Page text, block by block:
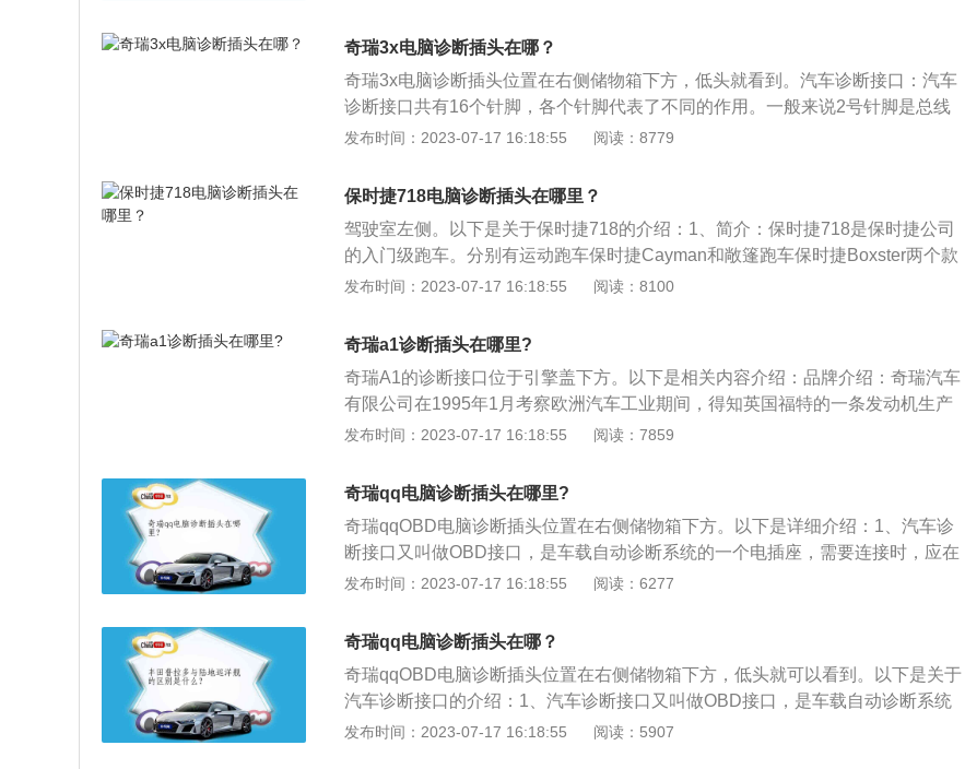
断卡：诊断卡也叫PC-Analyzer或POST（Power-On-Self-Test)卡，其工作原理是
利用主板中BIOS内部自检程序的检测结果，通过代码一一显示出来，结合本书的
代码含义速查表就能很快地知道电脑故障所在。尤其在PC机不能引导操作系统、
黑屏、喇叭不叫时，使用本卡更能体现其便利。
奇瑞3x电脑诊断插头在哪？
奇瑞3x电脑诊断插头位置在右侧储物箱下方，低头就看到。汽车诊断接口：汽车
诊断接口共有16个针脚，各个针脚代表了不同的作用。一般来说2号针脚是总线
正极，4号针脚是底盘接地，5号针脚是信号接地，7号针脚是K线，10号针脚是总
卡：诊断卡也叫PC-Analyzer或POST（Power-On-Self-Test)卡，其工作原理是利
用主板中BIOS内部自检程序的检测结果，通过代码一一显示出来，结合本书的代
码含义速查表就能很快地知道电脑故障所在。尤其在PC机不能引导操作系统、黑
屏、喇叭不叫时，使用本卡更能体现其便利。
发布时间：2023-07-17 16:18:55 阅读：8779
保时捷718电脑诊断插头在哪里？
驾驶室左侧。以下是关于保时捷718的介绍：1、简介：保时捷718是保时捷公司
的入门级跑车。分别有运动跑车保时捷Cayman和敞篷跑车保时捷Boxster两个款
式。2、保时捷911：保时捷911是保时捷的传承的经典车型，然而高昂的价格必
是一个不错的选择。3、动力：保时捷官方称，该车全重将控制在1200千克，比
老款Boxster轻100千克。在动力上也有所缩减，可能采用入门级跑车的四缸发动
机，排量为2.0升，功率输出286马力。还可能搭载保时捷的2.5升发动机，功率3
60马力。
发布时间：2023-07-17 16:18:55 阅读：8100
奇瑞a1诊断插头在哪里?
奇瑞A1的诊断接口位于引擎盖下方。以下是相关内容介绍：品牌介绍：奇瑞汽车
有限公司在1995年1月考察欧洲汽车工业期间，得知英国福特的一条发动机生产
线要出售，安徽芜湖领导于是抓住这个机会把项目干起来。由于国家政策对轿车
家九五期间安徽头号工程），公开则称为“安徽汽车零部件工业公司（筹备
处）”，对外始终保持低调。
发布时间：2023-07-17 16:18:55 阅读：7859
奇瑞qq电脑诊断插头在哪里?
奇瑞qqOBD电脑诊断插头位置在右侧储物箱下方。以下是详细介绍：1、汽车诊
断接口又叫做OBD接口，是车载自动诊断系统的一个电插座，需要连接时，应在
不通电的情况下插入。汽车诊断接口共有16个针脚，各个针脚代表不同的作用。
针脚是K线，10号针脚是总线负极，15号针脚是L线，像16号针脚仅是供电或检
测出电池电压与电流。3、检查电池时不用拆开机盖来检查，直接插入OBD设备
就可以，非常的方便。4、其余的针脚，则可由生产厂家自行设定功能。
发布时间：2023-07-17 16:18:55 阅读：6277
奇瑞qq电脑诊断插头在哪？
奇瑞qqOBD电脑诊断插头位置在右侧储物箱下方，低头就可以看到。以下是关于
汽车诊断接口的介绍：1、汽车诊断接口又叫做OBD接口，是车载自动诊断系统
的一个电插座，需要连接时，应在不通电的情况下插入。2、汽车诊断接口共有1
发布时间：2023-07-17 16:18:55 阅读：5907